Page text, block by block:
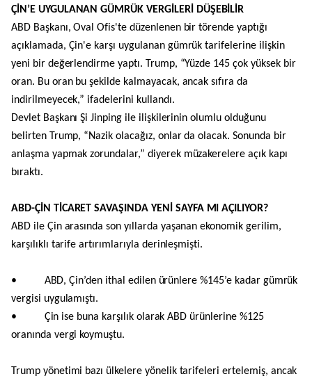
ÇİN’E UYGULANAN GÜMRÜK VERGİLERİ DÜŞEBİLİR
ABD Başkanı, Oval Ofis'te düzenlenen bir törende yaptığı
açıklamada, Çin'e karşı uygulanan gümrük tarifelerine ilişkin
yeni bir değerlendirme yaptı. Trump, “Yüzde 145 çok yüksek bir
oran. Bu oran bu şekilde kalmayacak, ancak sıfıra da
indirilmeyecek,” ifadelerini kullandı.
Devlet Başkanı Şi Jinping ile ilişkilerinin olumlu olduğunu
belirten Trump, “Nazik olacağız, onlar da olacak. Sonunda bir
anlaşma yapmak zorundalar,” diyerek müzakerelere açık kapı
bıraktı.
ABD-ÇİN TİCARET SAVAŞINDA YENİ SAYFA MI AÇILIYOR?
ABD ile Çin arasında son yıllarda yaşanan ekonomik gerilim,
karşılıklı tarife artırımlarıyla derinleşmişti.
• ABD, Çin’den ithal edilen ürünlere %145’e kadar gümrük
vergisi uygulamıştı.
• Çin ise buna karşılık olarak ABD ürünlerine %125
oranında vergi koymuştu.
Trump yönetimi bazı ülkelere yönelik tarifeleri ertelemiş, ancak